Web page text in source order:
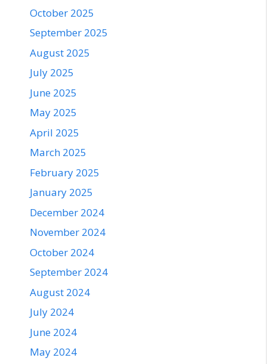
October 2025
September 2025
August 2025
July 2025
June 2025
May 2025
April 2025
March 2025
February 2025
January 2025
December 2024
November 2024
October 2024
September 2024
August 2024
July 2024
June 2024
May 2024